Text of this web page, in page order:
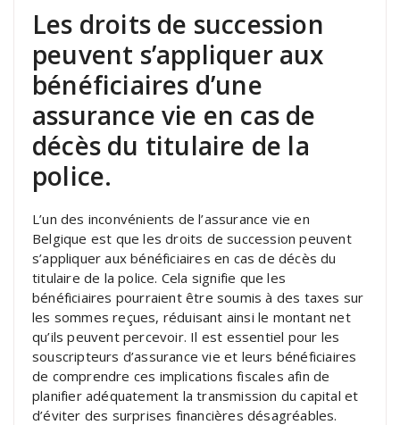
Les droits de succession
peuvent s’appliquer aux
bénéficiaires d’une
assurance vie en cas de
décès du titulaire de la
police.
L’un des inconvénients de l’assurance vie en
Belgique est que les droits de succession peuvent
s’appliquer aux bénéficiaires en cas de décès du
titulaire de la police. Cela signifie que les
bénéficiaires pourraient être soumis à des taxes sur
les sommes reçues, réduisant ainsi le montant net
qu’ils peuvent percevoir. Il est essentiel pour les
souscripteurs d’assurance vie et leurs bénéficiaires
de comprendre ces implications fiscales afin de
planifier adéquatement la transmission du capital et
d’éviter des surprises financières désagréables.